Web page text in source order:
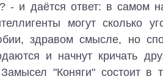
- и даётся ответ: в самом
могут сколько
здравом смысле, но
и начнут кричать
"Коняги" состоит в